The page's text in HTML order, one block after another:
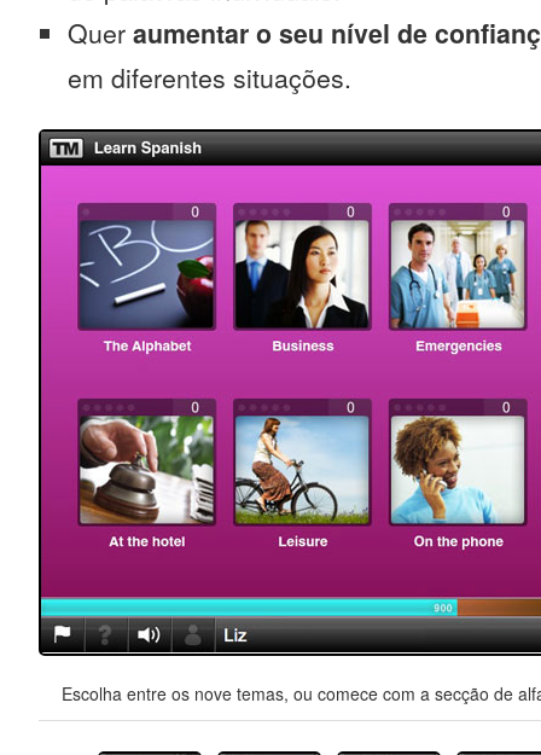
Quer aumentar o seu nível de
em diferentes situações.
Escolha entre os nove temas, ou comece com a secção de